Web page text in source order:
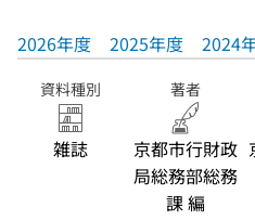
2026年度 2025年度 2024
資料種別
雑誌
著者
京都市行財政
局総務部総務
課 編